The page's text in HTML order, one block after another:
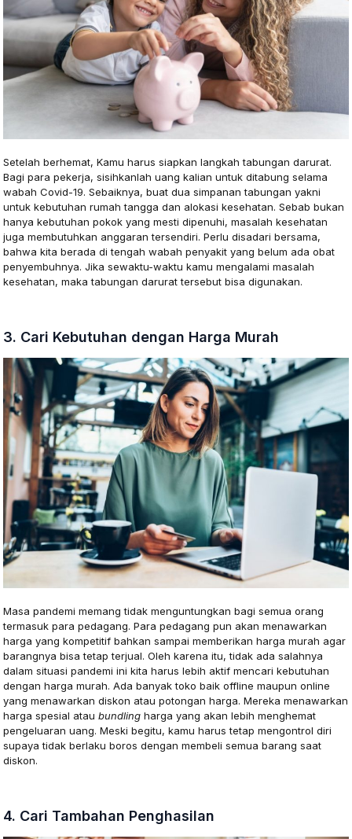
Setelah berhemat, Kamu harus siapkan langkah tabungan darurat.
Bagi para pekerja, sisihkanlah uang kalian untuk ditabung selama
wabah Covid-19. Sebaiknya, buat dua simpanan tabungan yakni
untuk kebutuhan rumah tangga dan alokasi kesehatan. Sebab bukan
hanya kebutuhan pokok yang mesti dipenuhi, masalah kesehatan
juga membutuhkan anggaran tersendiri. Perlu disadari bersama,
bahwa kita berada di tengah wabah penyakit yang belum ada obat
penyembuhnya. Jika sewaktu-waktu kamu mengalami masalah
kesehatan, maka tabungan darurat tersebut bisa digunakan.
3. Cari Kebutuhan dengan Harga Murah
Masa pandemi memang tidak menguntungkan bagi semua orang
termasuk para pedagang. Para pedagang pun akan menawarkan
harga yang kompetitif bahkan sampai memberikan harga murah agar
barangnya bisa tetap terjual. Oleh karena itu, tidak ada salahnya
dalam situasi pandemi ini kita harus lebih aktif mencari kebutuhan
dengan harga murah. Ada banyak toko baik offline maupun online
yang menawarkan diskon atau potongan harga. Mereka menawarkan
harga spesial ataubundlingharga yang akan lebih menghemat
pengeluaran uang. Meski begitu, kamu harus tetap mengontrol diri
supaya tidak berlaku boros dengan membeli semua barang saat
diskon.
4. Cari Tambahan Penghasilan